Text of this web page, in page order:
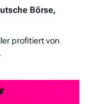
Börse,
profitiert von